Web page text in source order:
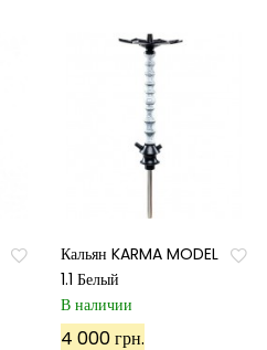
Кальян KARMA MODEL
1.1 Белый
В наличии
4 000 грн.